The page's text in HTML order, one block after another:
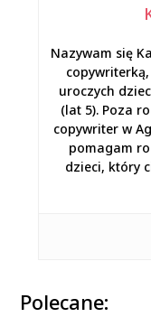
Nazywam się
uroczych
(lat 5). Poza
copywriter w
pomagam
dzieci, który
Polecane: